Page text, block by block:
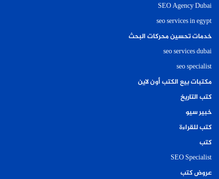
SEO Agency Dubai
seo services in egypt
خدمات تحسين محركات البحث
seo services dubai
seo specialist
مكتبات بيع الكتب أون لاين
كتب التاريخ
خبير سيو
كتب للقراءة
كتب
SEO Specialist
عروض كتب